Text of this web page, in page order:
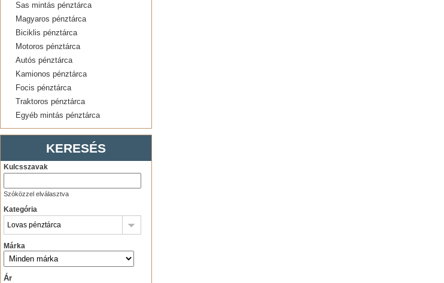
Sas mintás pénztárca
Magyaros pénztárca
Biciklis pénztárca
Motoros pénztárca
Autós pénztárca
Kamionos pénztárca
Focis pénztárca
Traktoros pénztárca
Egyéb mintás pénztárca
KERESÉS
Kulcsszavak
Szóközzel elválasztva
Kategória
Márka
Ár